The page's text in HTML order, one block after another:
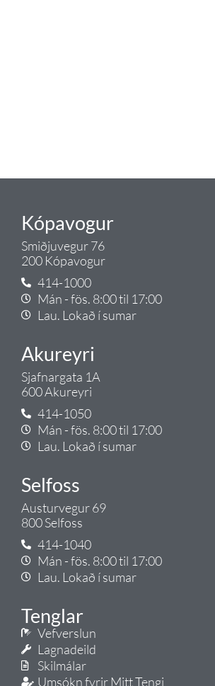
Kópavogur
Smiðjuvegur 76
200 Kópavogur
414-1000
Mán - fös. 8:00 til 17:00
Lau. Lokað í sumar
Akureyri
Sjafnargata 1A
600 Akureyri
414-1050
Mán - fös. 8:00 til 17:00
Lau. Lokað í sumar
Selfoss
Austurvegur 69
800 Selfoss
414-1040
Mán - fös. 8:00 til 17:00
Lau. Lokað í sumar
Tenglar
Vefverslun
Lagnadeild
Skilmálar
Umsókn fyrir Mitt Tengi